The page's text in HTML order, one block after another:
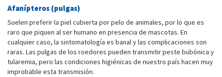
Afanípteros (pulgas)
Suelen preferir la piel cubierta por pelo de animales, por lo que es
raro que piquen al ser humano en presencia de mascotas. En
cualquier caso, la sintomatología es banal y las complicaciones son
raras. Las pulgas de los roedores pueden transmitir peste bubónica y
tularemia, pero las condiciones higiénicas de nuestro país hacen muy
improbable esta transmisión.